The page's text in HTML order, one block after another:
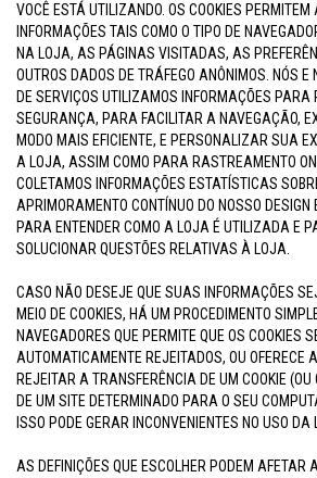
VOCÊ ESTÁ UTILIZANDO. OS COOKIES PERMITEM
INFORMAÇÕES TAIS COMO O TIPO DE
NA LOJA, AS PÁGINAS VISITADAS, AS
OUTROS DADOS DE TRÁFEGO ANÔNIMOS. NÓS E
DE SERVIÇOS UTILIZAMOS INFORMAÇÕES PARA
SEGURANÇA, PARA FACILITAR A NAVEGAÇÃO,
MODO MAIS EFICIENTE, E PERSONALIZAR SUA
A LOJA, ASSIM COMO PARA RASTREAMENTO
COLETAMOS INFORMAÇÕES ESTATÍSTICAS
APRIMORAMENTO CONTÍNUO DO NOSSO DESIGN
PARA ENTENDER COMO A LOJA É UTILIZADA E
SOLUCIONAR QUESTÕES RELATIVAS À LOJA.
CASO NÃO DESEJE QUE SUAS INFORMAÇÕES
MEIO DE COOKIES, HÁ UM PROCEDIMENTO
NAVEGADORES QUE PERMITE QUE OS COOKIES
AUTOMATICAMENTE REJEITADOS, OU OFERECE
REJEITAR A TRANSFERÊNCIA DE UM COOKIE (OU
DE UM SITE DETERMINADO PARA O SEU
ISSO PODE GERAR INCONVENIENTES NO USO DA
AS DEFINIÇÕES QUE ESCOLHER PODEM AFETAR